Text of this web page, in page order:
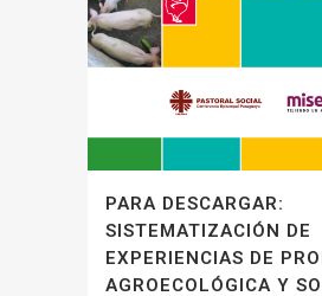
PARA DESCARGAR:
SISTEMATIZACIÓN DE
EXPERIENCIAS DE
AGROECOLÓGICA Y